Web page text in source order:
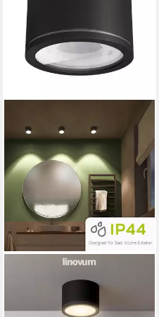
LED Aufbaustrahler NUHA
Bad Aufbauspot in schwarz &